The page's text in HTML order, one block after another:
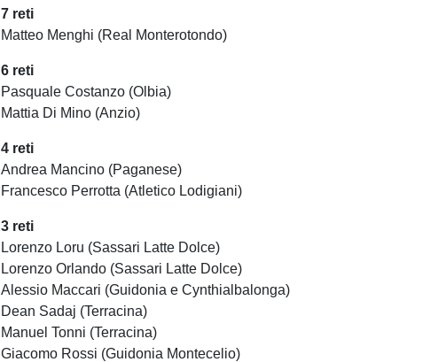
7 reti
Matteo Menghi (Real Monterotondo)
6 reti
Pasquale Costanzo (Olbia)
Mattia Di Mino (Anzio)
4 reti
Andrea Mancino (Paganese)
Francesco Perrotta (Atletico Lodigiani)
3 reti
Lorenzo Loru (Sassari Latte Dolce)
Lorenzo Orlando (Sassari Latte Dolce)
Alessio Maccari (Guidonia e Cynthialbalonga)
Dean Sadaj (Terracina)
Manuel Tonni (Terracina)
Giacomo Rossi (Guidonia Montecelio)